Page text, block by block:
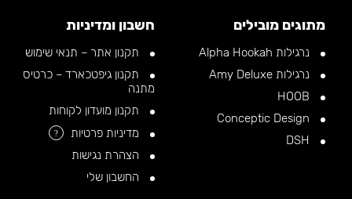
מתוגים מובילים
נרגילות Alpha Hookah
נרגילות Amy Deluxe
חשבון ומדיניות
תקנון אתר – תנאי שימוש
תקנון גיפטכארד – כרטיס
מתנה
תקנון מועדון לקוחות
מדיניות פרטיות
?
הצהרת נגישות
החשבון שלי